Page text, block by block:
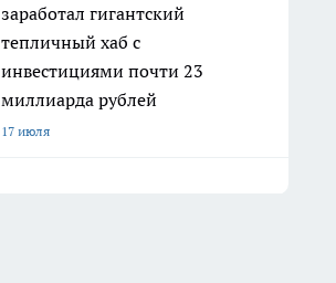
заработал гигантский
тепличный хаб с
инвестициями почти 23
миллиарда рублей
17 июля